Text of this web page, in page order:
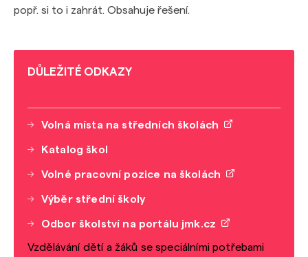
popř. si to i zahrát. Obsahuje řešení.
DŮLEŽITÉ ODKAZY
Volná místa na středních školách
Katalog škol
Volné pracovní pozice na školách
Výběr střední školy
Odbor školství na portálu jmk.cz
Vzdělávání dětí a žáků se speciálními potřebami